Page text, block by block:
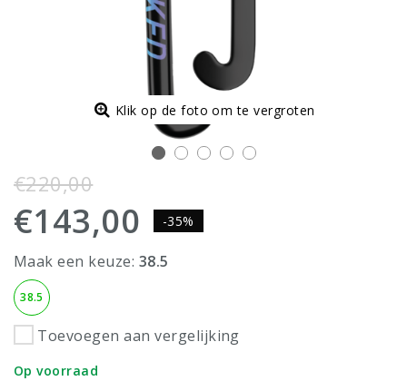
Klik op de foto om te vergroten
€220,00
€143,00 -35%
Maak een keuze: 38.5
38.5
Toevoegen aan vergelijking
Op voorraad